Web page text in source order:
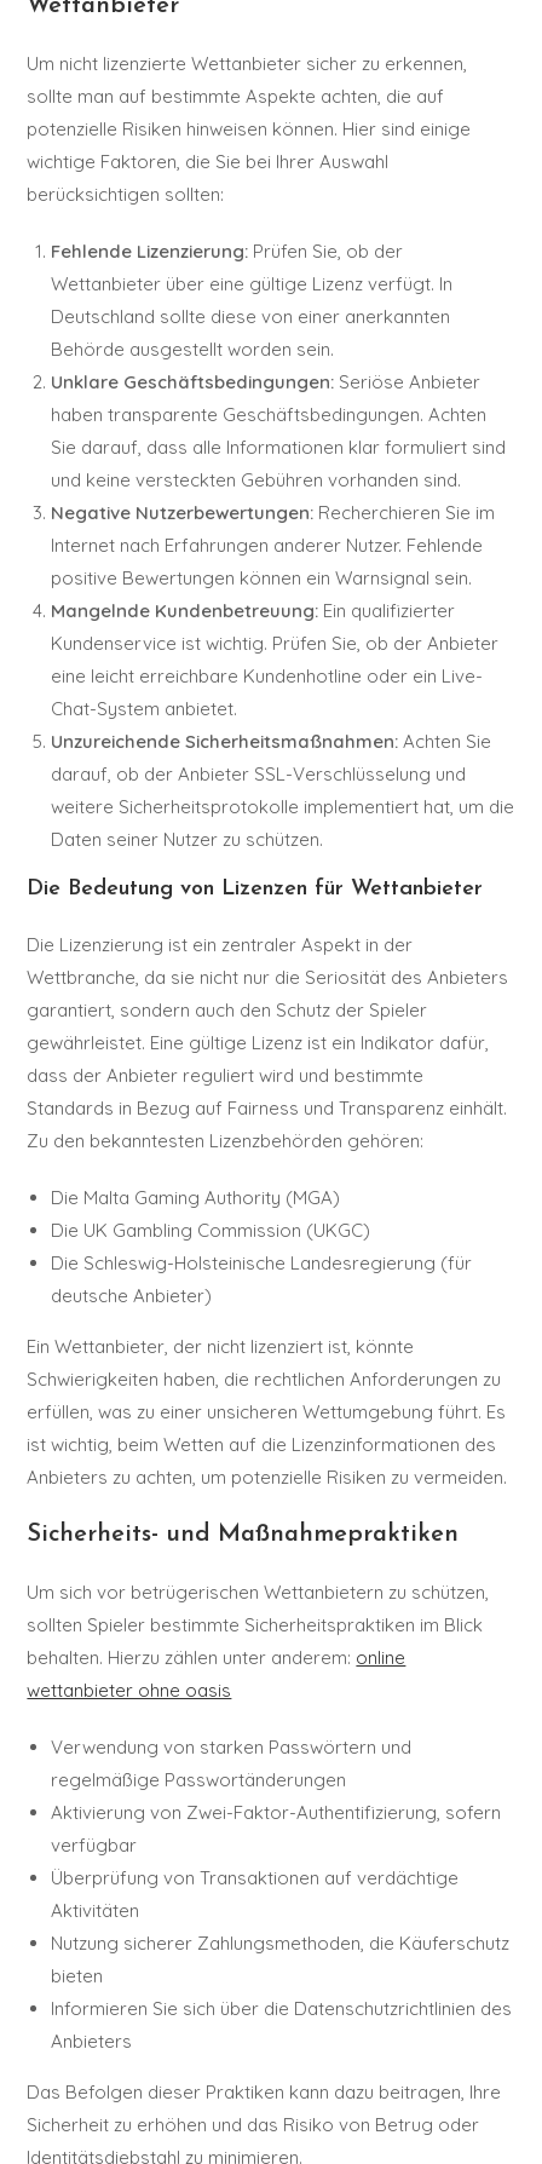
Wettanbieter
Um nicht lizenzierte Wettanbieter sicher zu erkennen,
sollte man auf bestimmte Aspekte achten, die auf
potenzielle Risiken hinweisen können. Hier sind einige
wichtige Faktoren, die Sie bei Ihrer Auswahl
berücksichtigen sollten:
Fehlende Lizenzierung: Prüfen Sie, ob der
Wettanbieter über eine gültige Lizenz verfügt. In
Deutschland sollte diese von einer anerkannten
Behörde ausgestellt worden sein.
Unklare Geschäftsbedingungen: Seriöse Anbieter
haben transparente Geschäftsbedingungen. Achten
Sie darauf, dass alle Informationen klar formuliert sind
und keine versteckten Gebühren vorhanden sind.
Negative Nutzerbewertungen: Recherchieren Sie im
Internet nach Erfahrungen anderer Nutzer. Fehlende
positive Bewertungen können ein Warnsignal sein.
Mangelnde Kundenbetreuung: Ein qualifizierter
Kundenservice ist wichtig. Prüfen Sie, ob der Anbieter
eine leicht erreichbare Kundenhotline oder ein Live-
Chat-System anbietet.
Unzureichende Sicherheitsmaßnahmen: Achten Sie
darauf, ob der Anbieter SSL-Verschlüsselung und
weitere Sicherheitsprotokolle implementiert hat, um die
Daten seiner Nutzer zu schützen.
Die Bedeutung von Lizenzen für Wettanbieter
Die Lizenzierung ist ein zentraler Aspekt in der
Wettbranche, da sie nicht nur die Seriosität des Anbieters
garantiert, sondern auch den Schutz der Spieler
gewährleistet. Eine gültige Lizenz ist ein Indikator dafür,
dass der Anbieter reguliert wird und bestimmte
Standards in Bezug auf Fairness und Transparenz einhält.
Zu den bekanntesten Lizenzbehörden gehören:
Die Malta Gaming Authority (MGA)
Die UK Gambling Commission (UKGC)
Die Schleswig-Holsteinische Landesregierung (für
deutsche Anbieter)
Ein Wettanbieter, der nicht lizenziert ist, könnte
Schwierigkeiten haben, die rechtlichen Anforderungen zu
erfüllen, was zu einer unsicheren Wettumgebung führt. Es
ist wichtig, beim Wetten auf die Lizenzinformationen des
Anbieters zu achten, um potenzielle Risiken zu vermeiden.
Sicherheits- und Maßnahmepraktiken
Um sich vor betrügerischen Wettanbietern zu schützen,
sollten Spieler bestimmte Sicherheitspraktiken im Blick
behalten. Hierzu zählen unter anderem: online
wettanbieter ohne oasis
Verwendung von starken Passwörtern und
regelmäßige Passwortänderungen
Aktivierung von Zwei-Faktor-Authentifizierung, sofern
verfügbar
Überprüfung von Transaktionen auf verdächtige
Aktivitäten
Nutzung sicherer Zahlungsmethoden, die Käuferschutz
bieten
Informieren Sie sich über die Datenschutzrichtlinien des
Anbieters
Das Befolgen dieser Praktiken kann dazu beitragen, Ihre
Sicherheit zu erhöhen und das Risiko von Betrug oder
Identitätsdiebstahl zu minimieren.